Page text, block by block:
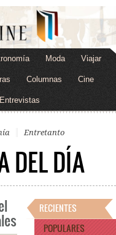
Moda Viajar
Columnas Cine
Entrevistas
Entretanto
DEL DÍA
RECIENTES
POPULARES